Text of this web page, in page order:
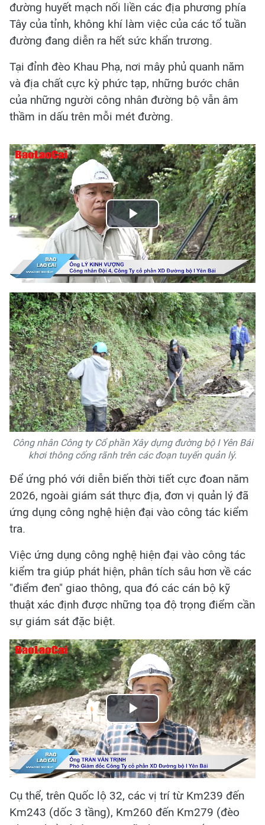
đường huyết mạch nối liền các địa phương phía
Tây của tỉnh, không khí làm việc của các tổ tuần
đường đang diễn ra hết sức khẩn trương.
Tại đỉnh đèo Khau Phạ, nơi mây phủ quanh năm
và địa chất cực kỳ phức tạp, những bước chân
của những người công nhân đường bộ vẫn âm
thầm in dấu trên mỗi mét đường.
Play
Video
Công nhân Công ty Cổ phần Xây dựng đường bộ I Yên Bái
khơi thông cống rãnh trên các đoạn tuyến quản lý.
Để ứng phó với diễn biến thời tiết cực đoan năm
2026, ngoài giám sát thực địa, đơn vị quản lý đã
ứng dụng công nghệ hiện đại vào công tác kiểm
tra.
Việc ứng dụng công nghệ hiện đại vào công tác
kiểm tra giúp phát hiện, phân tích sâu hơn về các
"điểm đen" giao thông, qua đó các cán bộ kỹ
thuật xác định được những tọa độ trọng điểm cần
sự giám sát đặc biệt.
Play
Video
Cụ thể, trên Quốc lộ 32, các vị trí từ Km239 đến
Km243 (dốc 3 tầng), Km260 đến Km279 (đèo